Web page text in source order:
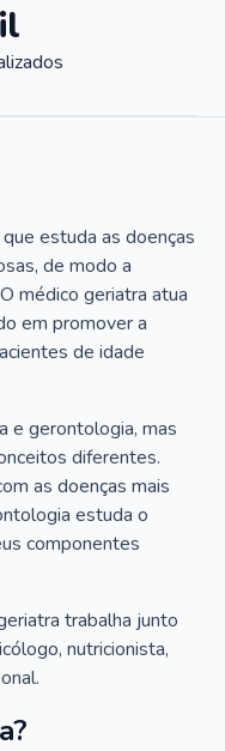
estuda as doenças
de modo a
médico geriatra atua
em promover a
de idade
e gerontologia, mas
diferentes.
as doenças mais
estuda o
componentes
trabalha junto
nutricionista,